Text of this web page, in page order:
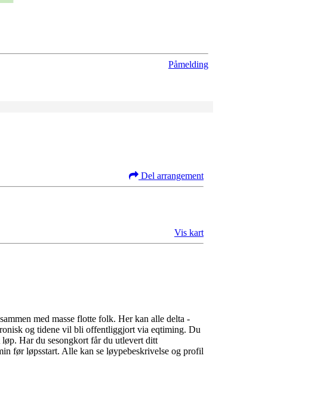
Påmelding
Del arrangement
Vis kart
med masse flotte folk. Her kan alle delta -
og tidene vil bli offentliggjort via eqtiming. Du
Har du sesongkort får du utlevert ditt
før løpsstart. Alle kan se løypebeskrivelse og profil